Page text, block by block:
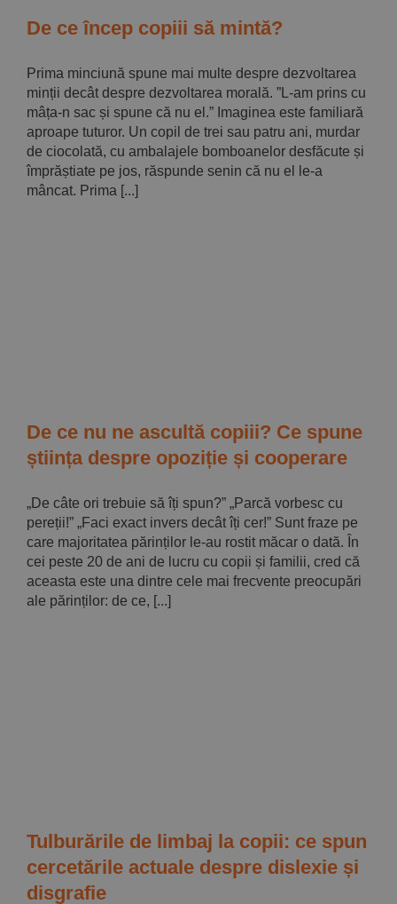
Parteneri
Contact
Magazin
De ce încep copiii să mintă?
Prima minciună spune mai multe despre dezvoltarea
minții decât despre dezvoltarea morală. ”L-am prins cu
mâța-n sac și spune că nu el.” Imaginea este familiară
aproape tuturor. Un copil de trei sau patru ani, murdar
de ciocolată, cu ambalajele bomboanelor desfăcute și
împrăștiate pe jos, răspunde senin că nu el le-a
mâncat. Prima [...]
De ce nu ne ascultă copiii? Ce spune
știința despre opoziție și cooperare
„De câte ori trebuie să îți spun?” „Parcă vorbesc cu
pereții!” „Faci exact invers decât îți cer!” Sunt fraze pe
care majoritatea părinților le-au rostit măcar o dată. În
cei peste 20 de ani de lucru cu copii și familii, cred că
aceasta este una dintre cele mai frecvente preocupări
ale părinților: de ce, [...]
Tulburările de limbaj la copii: ce spun
cercetările actuale despre dislexie și
disgrafie